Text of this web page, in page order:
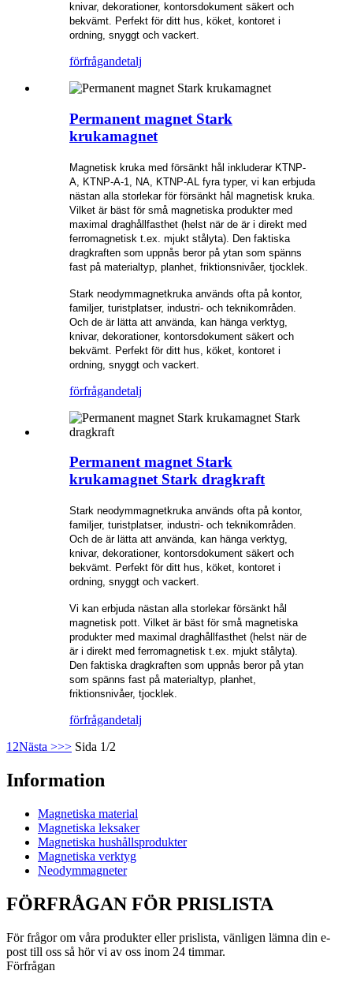
knivar, dekorationer, kontorsdokument säkert och
bekvämt. Perfekt för ditt hus, köket, kontoret i
ordning, snyggt och vackert.
förfrågandetalj
Permanent magnet Stark
krukamagnet
Magnetisk kruka med försänkt hål inkluderar KTNP-
A, KTNP-A-1, NA, KTNP-AL fyra typer, vi kan erbjuda
nästan alla storlekar för försänkt hål magnetisk kruka.
Vilket är bäst för små magnetiska produkter med
maximal draghållfasthet (helst när de är i direkt med
ferromagnetisk t.ex. mjukt stålyta). Den faktiska
dragkraften som uppnås beror på ytan som spänns
fast på materialtyp, planhet, friktionsnivåer, tjocklek.
Stark neodymmagnetkruka används ofta på kontor,
familjer, turistplatser, industri- och teknikområden.
Och de är lätta att använda, kan hänga verktyg,
knivar, dekorationer, kontorsdokument säkert och
bekvämt. Perfekt för ditt hus, köket, kontoret i
ordning, snyggt och vackert.
förfrågandetalj
Permanent magnet Stark
krukamagnet Stark dragkraft
Stark neodymmagnetkruka används ofta på kontor,
familjer, turistplatser, industri- och teknikområden.
Och de är lätta att använda, kan hänga verktyg,
knivar, dekorationer, kontorsdokument säkert och
bekvämt. Perfekt för ditt hus, köket, kontoret i
ordning, snyggt och vackert.
Vi kan erbjuda nästan alla storlekar försänkt hål
magnetisk pott. Vilket är bäst för små magnetiska
produkter med maximal draghållfasthet (helst när de
är i direkt med ferromagnetisk t.ex. mjukt stålyta).
Den faktiska dragkraften som uppnås beror på ytan
som spänns fast på materialtyp, planhet,
friktionsnivåer, tjocklek.
förfrågandetalj
1 2Nästa >>> Sida 1/2
Information
Magnetiska material
Magnetiska leksaker
Magnetiska hushållsprodukter
Magnetiska verktyg
Neodymmagneter
FÖRFRÅGAN FÖR PRISLISTA
För frågor om våra produkter eller prislista, vänligen lämna din e-
post till oss så hör vi av oss inom 24 timmar.
Förfrågan